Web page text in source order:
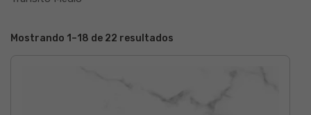
Mostrando 1–18 de 22 resultados